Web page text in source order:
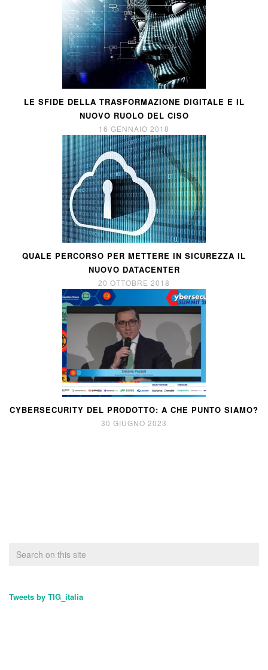
LE SFIDE DELLA TRASFORMAZIONE DIGITALE E IL
NUOVO RUOLO DEL CISO
16 GENNAIO 2018
QUALE PERCORSO PER METTERE IN SICUREZZA IL
NUOVO DATACENTER
20 OTTOBRE 2018
CYBERSECURITY DEL PRODOTTO: A CHE PUNTO SIAMO?
30 GIUGNO 2023
Tweets by TIG_italia